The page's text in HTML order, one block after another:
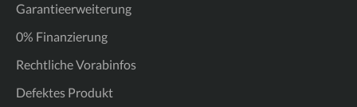
Garantieerweiterung
0% Finanzierung
Rechtliche Vorabinfos
Defektes Produkt